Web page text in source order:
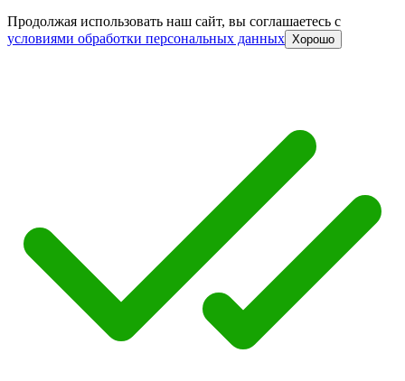
Продолжая использовать наш сайт, вы соглашаетесь c
условиями обработки персональных данных Хорошо